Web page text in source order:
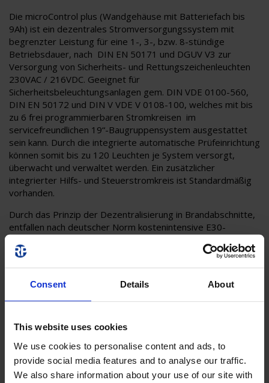
Consent Details About
This website uses cookies
We use cookies to personalise content and ads, to
provide social media features and to analyse our traffic.
We also share information about your use of our site with
Die microControl plus (Wandgehäuse mit Batteriefach bis
9Ah) ist ein dezentrales Stromversorgungssystem mit
begrenzter Leistung für eine 1-, 3-, bzw. 8-stündige
Betriebsdauer, nach DIN EN 50171 und DGUV V3 zur
Versorgung von Sicherheits- und Rettungszeichenleuchten
230VAC / 216VDC. Geeignet für
Sicherheitsbeleuchtungsanlagen gem. DIN VDE 0100-560,
DIN EN 50172 und DIN V VDE V 0108-100, welches mit bis
zu 6 frei programmierbaren Stromkreisen im
servicefreundlichen 19“-Baugruppensystem ausgestattet
sein kann. Durch die integrierte automatische Prüfeinrichtung
können somit bis zu 120 Leuchten je System versorgt,
überwacht und verwaltet werden. Ein zusätzlicher
integrierter Hilfs- und Steuerstromkreis ist Standardmäßig
vorhanden.
Durch das Prinzip der Dezentralisierung in Brandabschnitte,
entfallen nach deutscher Norm kostenintensive E30-
plus wird dabei in jedem Brandabschnitt in einem
Betriebsraum installiert. Durch die Versorgungsspannung
Leuchten mit elektronischem Vorschaltgerät gewährleistet.